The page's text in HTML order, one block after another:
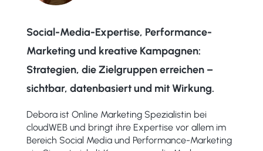
Social-Media-Expertise, Performance-
Marketing und kreative Kampagnen:
Strategien, die Zielgruppen erreichen –
sichtbar, datenbasiert und mit Wirkung.
Debora ist Online Marketing Spezialistin bei
cloudWEB und bringt ihre Expertise vor allem im
Bereich Social Media und Performance-Marketing